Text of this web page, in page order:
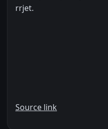
rrjet.
Source link